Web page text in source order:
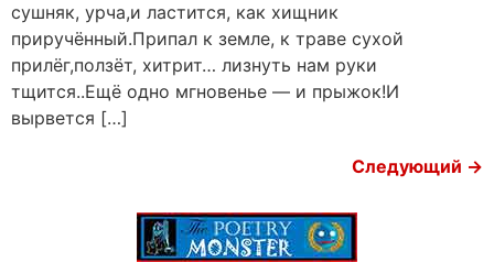
сушняк, урча,и ластится, как хищник
приручённый.Припал к земле, к траве сухой
прилёг,ползёт, хитрит… лизнуть нам руки
тщится..Ещё одно мгновенье — и прыжок!И
вырвется […]
Следующий →